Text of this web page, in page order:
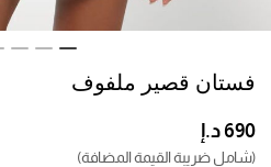
فستان قصير ملفوف
(شامل ضريبة القيمة المضافة)